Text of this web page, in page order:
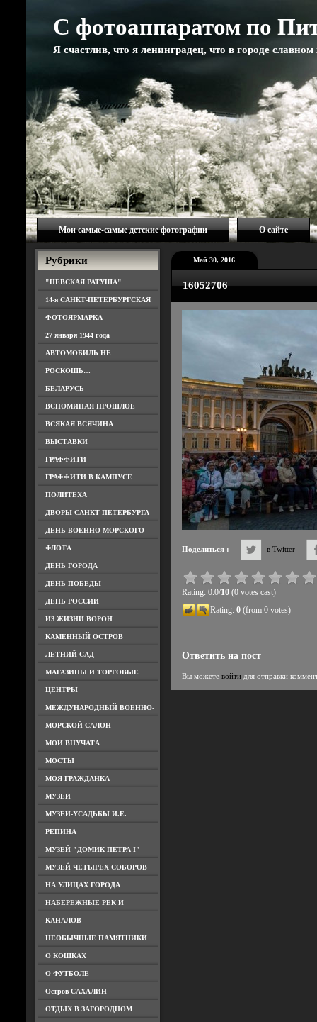
С фотоаппаратом по
Я счастлив, что я ленинградец, что в городе
Мои самые-самые детские фотографии О сайте
Рубрики
"НЕВСКАЯ РАТУША"
14-я САНКТ-ПЕТЕРБУРГСКАЯ
ФОТОЯРМАРКА
27 января 1944 года
АВТОМОБИЛЬ НЕ
РОСКОШЬ…
БЕЛАРУСЬ
ВСПОМИНАЯ ПРОШЛОЕ
ВСЯКАЯ ВСЯЧИНА
ВЫСТАВКИ
ГРАФФИТИ
ГРАФФИТИ В КАМПУСЕ
ПОЛИТЕХА
ДВОРЫ САНКТ-ПЕТЕРБУРГА
ДЕНЬ ВОЕННО-МОРСКОГО
ФЛОТА
ДЕНЬ ГОРОДА
ДЕНЬ ПОБЕДЫ
ДЕНЬ РОССИИ
ИЗ ЖИЗНИ ВОРОН
КАМЕННЫЙ ОСТРОВ
ЛЕТНИЙ САД
МАГАЗИНЫ И ТОРГОВЫЕ
ЦЕНТРЫ
МЕЖДУНАРОДНЫЙ ВОЕННО-
МОРСКОЙ САЛОН
МОИ ВНУЧАТА
МОСТЫ
МОЯ ГРАЖДАНКА
МУЗЕИ
МУЗЕИ-УСАДЬБЫ И.Е.
РЕПИНА
МУЗЕЙ "ДОМИК ПЕТРА I"
МУЗЕЙ ЧЕТЫРЕХ СОБОРОВ
НА УЛИЦАХ ГОРОДА
НАБЕРЕЖНЫЕ РЕК И
КАНАЛОВ
НЕОБЫЧНЫЕ ПАМЯТНИКИ
О КОШКАХ
О ФУТБОЛЕ
Остров САХАЛИН
ОТДЫХ В ЗАГОРОДНОМ
Май 30, 2016
16052706
Поделиться : в Twitter
Rating: 0.0/10(0 votes cast)
Rating: 0(from 0 votes)
Ответить на пост
Вы можете войтидля отправки